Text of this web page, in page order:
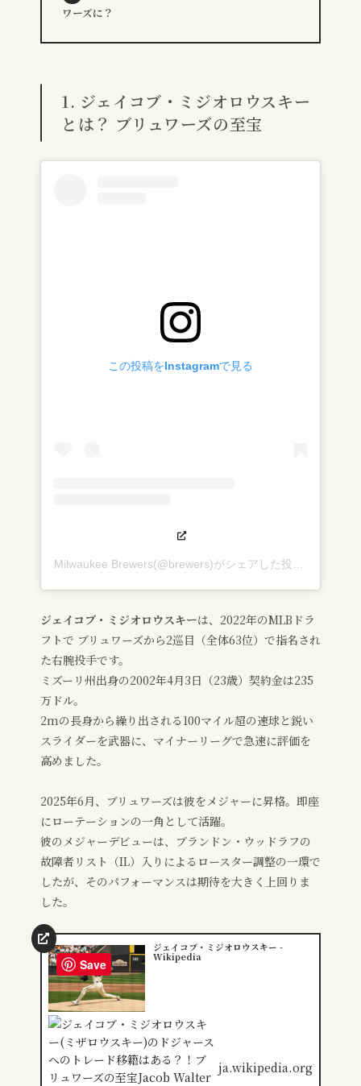
ワーズに？
1. ジェイコブ・ミジオロウスキー
とは？ ブリュワーズの至宝
この投稿をInstagramで見る
ジェイコブ・ミジオロウスキーは、2022年のMLBドラ
フトで ブリュワーズから2巡目（全体63位）で指名され
た右腕投手です。
ミズーリ州出身の2002年4月3日（23歳）契約金は235
万ドル。
2mの長身から繰り出される100マイル超の速球と鋭い
スライダーを武器に、マイナーリーグで急速に評価を
高めました。
2025年6月、ブリュワーズは彼をメジャーに昇格。即座
にローテーションの一角として活躍。
彼のメジャーデビューは、ブランドン・ウッドラフの
故障者リスト（IL）入りによるロースター調整の一環で
したが、そのパフォーマンスは期待を大きく上回りま
した。
ジェイコブ・ミジオロウスキー -
Wikipedia
ja.wikipedia.org
Save